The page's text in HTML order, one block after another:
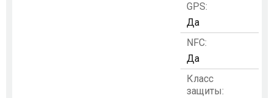
GPS:
Да
NFC:
Да
Класс
защиты: